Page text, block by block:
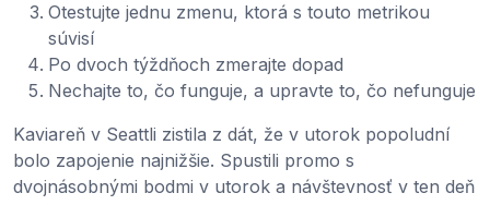
Otestujte jednu zmenu, ktorá s touto metrikou
súvisí
Po dvoch týždňoch zmerajte dopad
Nechajte to, čo funguje, a upravte to, čo nefunguje
Kaviareň v Seattli zistila z dát, že v utorok popoludní
bolo zapojenie najnižšie. Spustili promo s
dvojnásobnými bodmi v utorok a návštevnosť v ten deň